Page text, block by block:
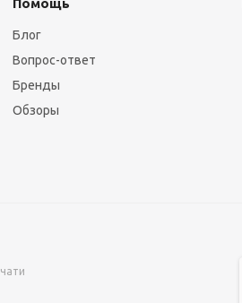
Помощь
Блог
Вопрос-ответ
Бренды
Обзоры